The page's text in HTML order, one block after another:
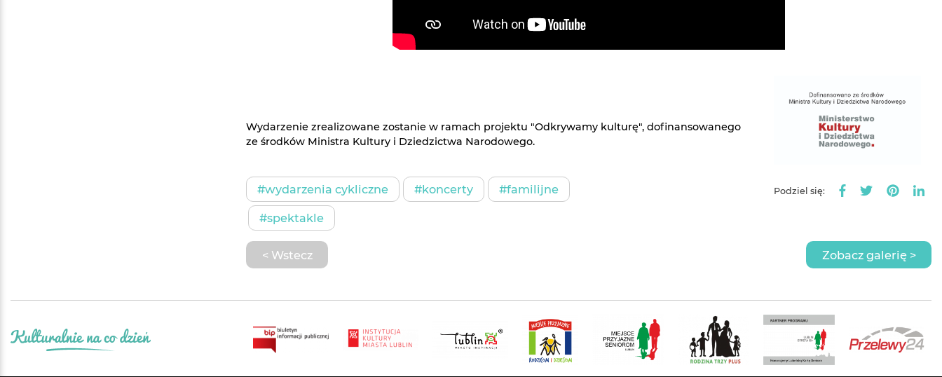
Wydarzenie zrealizowane zostanie w ramach projektu "Odkrywamy kulturę", dofinansowanego
ze środków Ministra Kultury i Dziedzictwa Narodowego.
#wydarzenia cykliczne #koncerty #familijne
#spektakle
Podziel się:
< Wstecz Zobacz galerię >